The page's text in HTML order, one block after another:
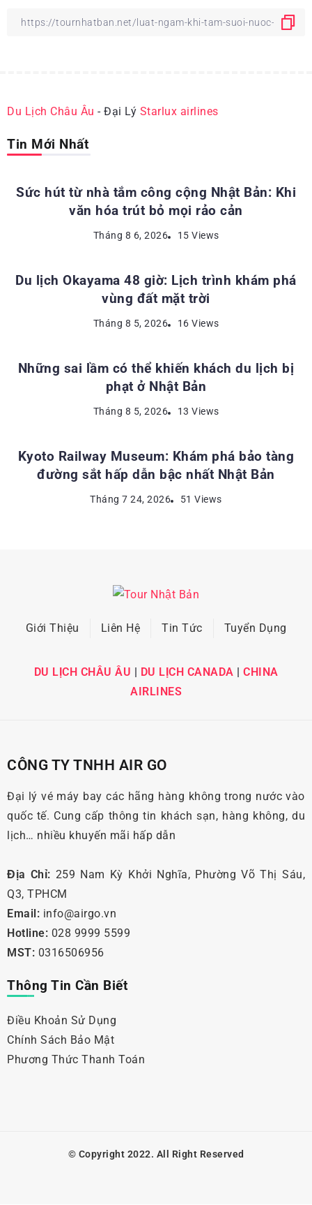
Du Lịch Châu Âu - Đại Lý Starlux airlines
Tin Mới Nhất
Sức hút từ nhà tắm công cộng Nhật Bản: Khi
văn hóa trút bỏ mọi rảo cản
Tháng 8 6, 2026 15 Views
ĐỊA ĐIỂM DU LỊCH NHẬT BẢN
Du lịch Okayama 48 giờ: Lịch trình khám phá
vùng đất mặt trời
Tháng 8 5, 2026 16 Views
KINH NGHIỆM DU LỊCH NHẬT BẢN
Những sai lầm có thể khiến khách du lịch bị
phạt ở Nhật Bản
Tháng 8 5, 2026 13 Views
ĐỊA ĐIỂM DU LỊCH NHẬT BẢN
Kyoto Railway Museum: Khám phá bảo tàng
đường sắt hấp dẫn bậc nhất Nhật Bản
Tháng 7 24, 2026 51 Views
Giới Thiệu Liên Hệ Tin Tức Tuyển Dụng
DU LỊCH CHÂU ÂU | DU LỊCH CANADA | CHINA
AIRLINES
CÔNG TY TNHH AIR GO
Đại lý vé máy bay các hãng hàng không trong nước vào
quốc tế. Cung cấp thông tin khách sạn, hàng không, du
lịch… nhiều khuyến mãi hấp dẫn
Địa Chỉ: 259 Nam Kỳ Khởi Nghĩa, Phường Võ Thị Sáu,
Q3, TPHCM
Email: info@airgo.vn
Hotline: 028 9999 5599
MST: 0316506956
Thông Tin Cần Biết
Điều Khoản Sử Dụng
Chính Sách Bảo Mật
Phương Thức Thanh Toán
© Copyright 2022. All Right Reserved